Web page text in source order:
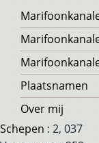
Voet
Plaatsnamen
Over mij
Schepen : 2, 037